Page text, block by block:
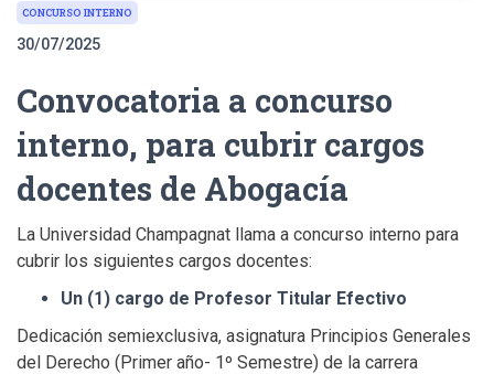
CONCURSO INTERNO
30/07/2025
Convocatoria a concurso
interno, para cubrir cargos
docentes de Abogacía
La Universidad Champagnat llama a concurso interno para
cubrir los siguientes cargos docentes:
Un (1) cargo de Profesor Titular Efectivo
Dedicación semiexclusiva, asignatura Principios Generales
del Derecho (Primer año- 1º Semestre) de la carrera